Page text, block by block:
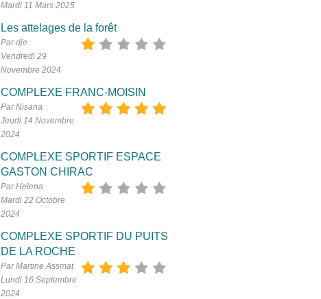
Mardi 11 Mars 2025
Les attelages de la forêt
Par dje
Vendredi 29
Novembre 2024
COMPLEXE FRANC-MOISIN
Par Nisana
Jeudi 14 Novembre
2024
COMPLEXE SPORTIF ESPACE
GASTON CHIRAC
Par Helena
Mardi 22 Octobre
2024
COMPLEXE SPORTIF DU PUITS
DE LA ROCHE
Par Martine Assmat
Lundi 16 Septembre
2024